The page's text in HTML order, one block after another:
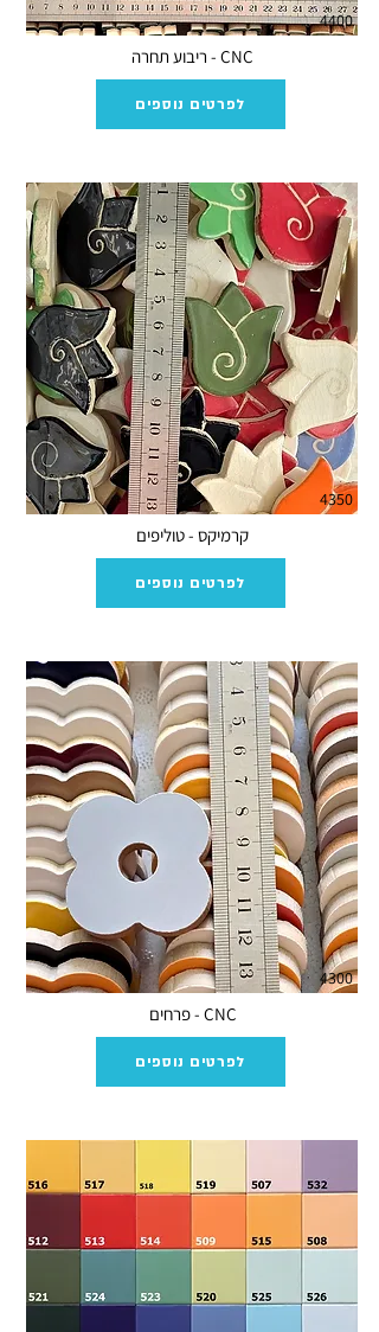
4400
CNC - ריבוע תחרה
לפרטים נוספים
4350
קרמיקס - טוליפים
לפרטים נוספים
4300
CNC - פרחים
לפרטים נוספים